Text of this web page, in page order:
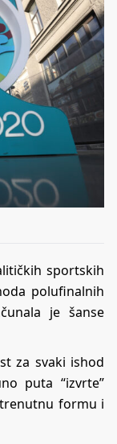
sportskih
polufinalnih
je šanse
za svaki ishod
puta “izvrte”
formu i